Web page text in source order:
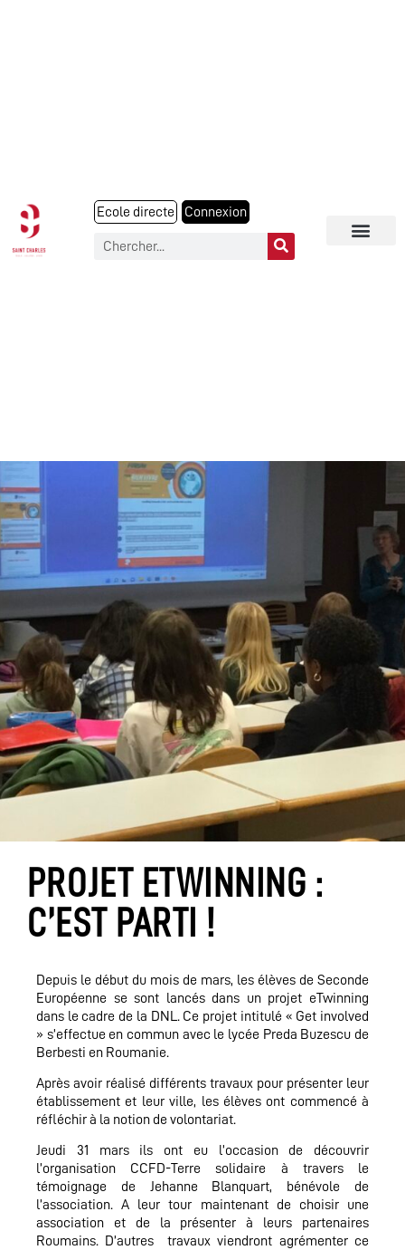
Ecole directe Connexion
PROJET ETWINNING :
C’EST PARTI !
Depuis le début du mois de mars, les élèves de Seconde
Européenne se sont lancés dans un projet eTwinning
dans le cadre de la DNL. Ce projet intitulé « Get involved
» s’effectue en commun avec le lycée Preda Buzescu de
Berbesti en Roumanie.
Après avoir réalisé différents travaux pour présenter leur
établissement et leur ville, les élèves ont commencé à
réfléchir à la notion de volontariat.
Jeudi 31 mars ils ont eu l’occasion de découvrir
l’organisation CCFD-Terre solidaire à travers le
témoignage de Jehanne Blanquart, bénévole de
l’association. A leur tour maintenant de choisir une
association et de la présenter à leurs partenaires
Roumains. D’autres travaux viendront agrémenter ce